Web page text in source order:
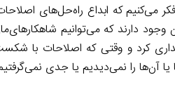
می‌کنیم که ابداع راه‌حل‌های
دارند که می‌توانیم
کرد و وقتی که اصلاحات با
آن‌ها را نمی‌دیدیم یا جدی